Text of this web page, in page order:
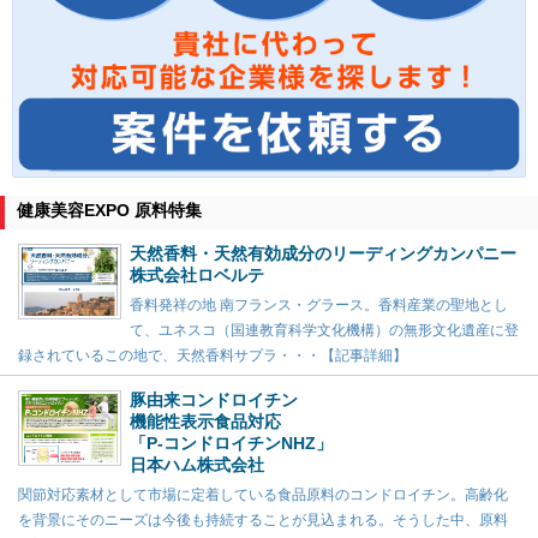
健康美容EXPO 原料特集
天然香料・天然有効成分のリーディングカンパニー
株式会社ロベルテ
香料発祥の地 南フランス・グラース。香料産業の聖地とし
て、ユネスコ（国連教育科学文化機構）の無形文化遺産に登
録されているこの地で、天然香料サプラ・・・【記事詳細】
豚由来コンドロイチン
機能性表示食品対応
「P-コンドロイチンNHZ」
日本ハム株式会社
関節対応素材として市場に定着している食品原料のコンドロイチン。高齢化
を背景にそのニーズは今後も持続することが見込まれる。そうした中、原料